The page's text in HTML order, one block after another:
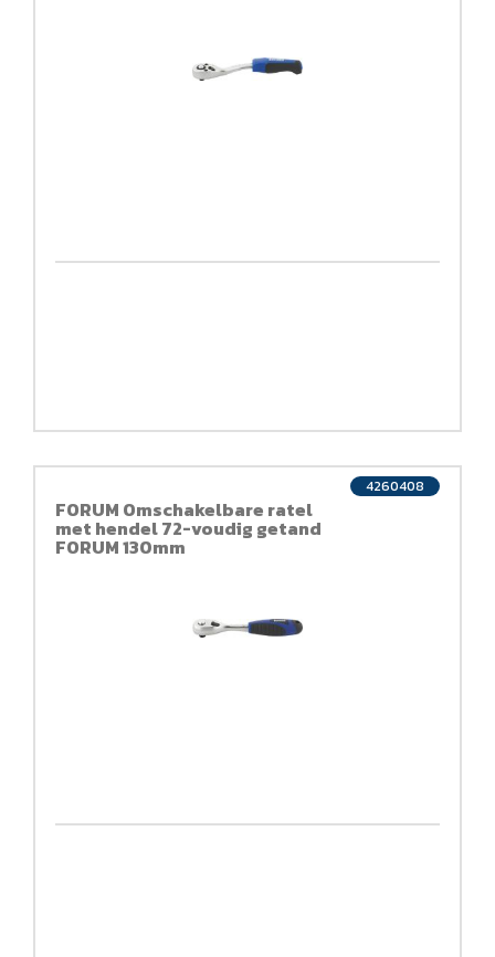
FORUM Omschakelbare ratel
met hendel 72-voudig getand
FORUM 130mm
4260408